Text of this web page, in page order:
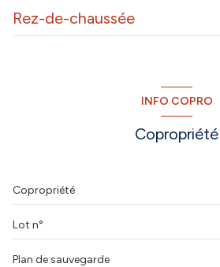
Rez-de-chaussée
WC
salon/sejour
INFO COPRO
Copropriété
Copropriété
Lot n°
Plan de sauvegarde